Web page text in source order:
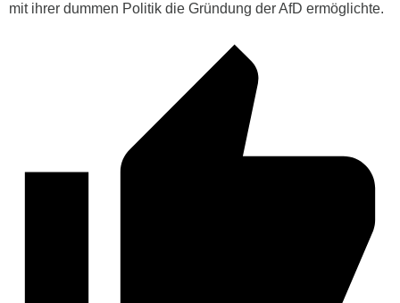
mit ihrer dummen Politik die Gründung der AfD ermöglichte.